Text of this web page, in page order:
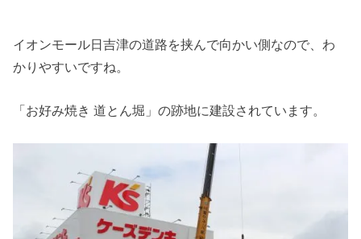
イオンモール日吉津の道路を挟んで向かい側なので、わ
かりやすいですね。
「お好み焼き 道とん堀」の跡地に建設されています。